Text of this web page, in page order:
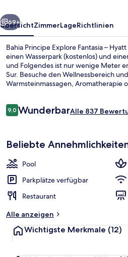
Inclusive
Collection
Weiter
69+
ÜbersichtZimmerLageRichtlinien
Bahia Principe Explore Fantasia –
einen Wasserpark (kostenlos) und
und Folgendes ist nur wenige Meter
Sur. Besuche den Wellnessbereich
Warmsteinmassagen, Aromatherapie
serviert. Als weitere Highlights bietet
Bewertungen
9,09,0 von 10.
WunderbarAlle 837
Beliebte
Pool
Parkplätze verfügbar
Restaurant
Alle anzeigen
Wichtigste Merkmale (12)